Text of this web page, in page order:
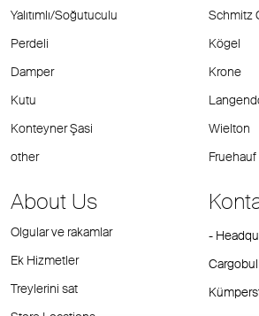
Yalıtımlı/Soğutuculu
Perdeli
Damper
Kutu
Konteyner Şasi
other
Schmitz
Kögel
Krone
Wielton
Fruehauf
About Us
Olgular ve rakamlar
Ek Hizmetler
Treylerini sat
-